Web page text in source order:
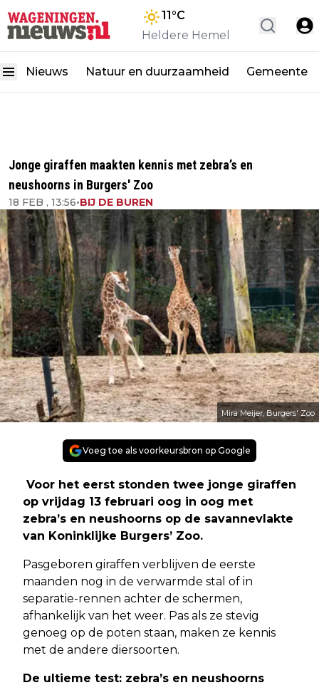
11°C
Heldere Hemel
Nieuws Natuur en duurzaamheid Gemeente
Jonge giraffen maakten kennis met zebra’s en
neushoorns in Burgers' Zoo
18 FEB , 13:56•BIJ DE BUREN
Mira Meijer, Burgers' Zoo
Voeg toe als voorkeursbron op Google
Voor het eerst stonden twee jonge giraffen
op vrijdag 13 februari oog in oog met
zebra’s en neushoorns op de savannevlakte
van Koninklijke Burgers’ Zoo.
Pasgeboren giraffen verblijven de eerste
maanden nog in de verwarmde stal of in
separatie-rennen achter de schermen,
afhankelijk van het weer. Pas als ze stevig
genoeg op de poten staan, maken ze kennis
met de andere diersoorten.
De ultieme test: zebra’s en neushoorns